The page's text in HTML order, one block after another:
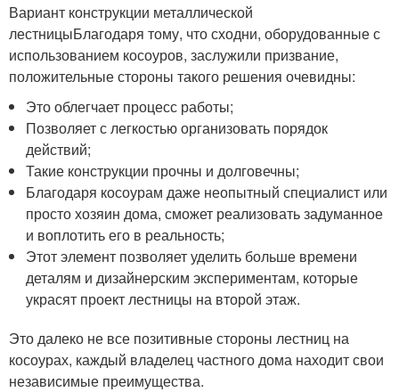
Вариант конструкции металлической
лестницыБлагодаря тому, что сходни, оборудованные с
использованием косоуров, заслужили призвание,
положительные стороны такого решения очевидны:
Это облегчает процесс работы;
Позволяет с легкостью организовать порядок
действий;
Такие конструкции прочны и долговечны;
Благодаря косоурам даже неопытный специалист или
просто хозяин дома, сможет реализовать задуманное
и воплотить его в реальность;
Этот элемент позволяет уделить больше времени
деталям и дизайнерским экспериментам, которые
украсят проект лестницы на второй этаж.
Это далеко не все позитивные стороны лестниц на
косоурах, каждый владелец частного дома находит свои
независимые преимущества.